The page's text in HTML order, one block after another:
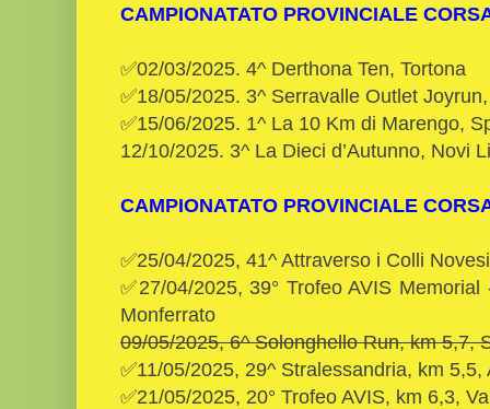
CAMPIONATATO PROVINCIALE
✅02/03/2025. 4^ Derthona Ten, Tortona
✅18/05/2025. 3^ Serravalle Outlet
✅15/06/2025. 1^ La 10 Km di Marengo,
12/10/2025. 3^ La Dieci d’Autunno, Novi
CAMPIONATATO PROVINCIALE
✅25/04/2025, 41^ Attraverso i Colli
✅27/04/2025, 39° Trofeo AVIS
Monferrato
09/05/2025, 6^ Solonghello Run, km 5,7,
✅11/05/2025, 29^ Stralessandria, km 5,5,
✅21/05/2025, 20° Trofeo AVIS, km 6,3,